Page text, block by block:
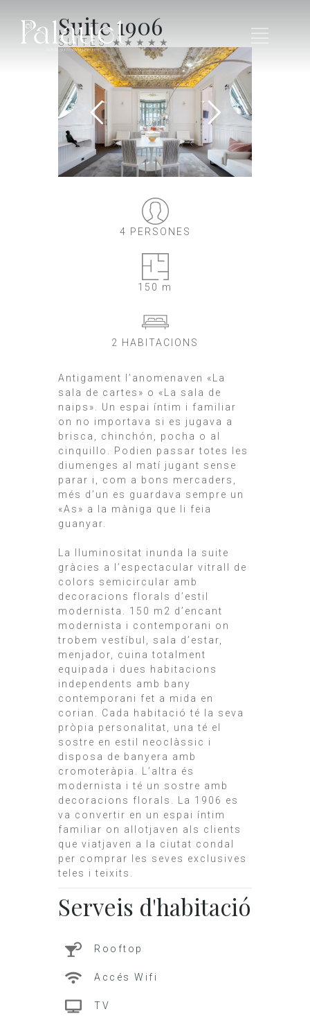
Suite 1906
SUITES ★★★★★
4 PERSONES
150 m
2 HABITACIONS
Antigament l’anomenaven «La
sala de cartes» o «La sala de
naips». Un espai íntim i familiar
on no importava si es jugava a
brisca, chinchón, pocha o al
cinquillo. Podien passar totes les
diumenges al matí jugant sense
parar i, com a bons mercaders,
més d’un es guardava sempre un
«As» a la màniga que li feia
guanyar.
La lluminositat inunda la suite
gràcies a l’espectacular vitrall de
colors semicircular amb
decoracions florals d’estil
modernista. 150 m2 d’encant
modernista i contemporani on
trobem vestíbul, sala d’estar,
menjador, cuina totalment
equipada i dues habitacions
independents amb bany
contemporani fet a mida en
corian. Cada habitació té la seva
pròpia personalitat, una té el
sostre en estil neoclàssic i
disposa de banyera amb
cromoteràpia. L’altra és
modernista i té un sostre amb
decoracions florals. La 1906 es
va convertir en un espai íntim
familiar on allotjaven als clients
que viatjaven a la ciutat condal
per comprar les seves exclusives
teles i teixits.
Serveis d'habitació
Rooftop
Accés Wifi
TV